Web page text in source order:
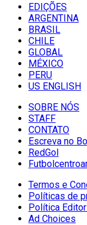
EDIÇÕES
ARGENTINA
BRASIL
CHILE
GLOBAL
MÉXICO
PERU
US ENGLISH
SOBRE NÓS
STAFF
CONTATO
Escreva no
RedGol
Termos e
Políticas de
Política
Ad Choices